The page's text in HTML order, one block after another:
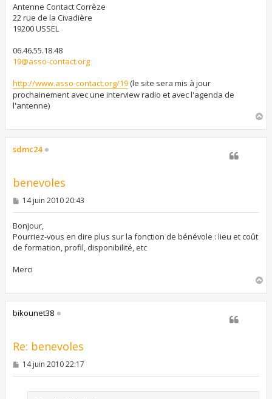
Antenne Contact Corrèze
22 rue de la Civadière
19200 USSEL
06.46.55.18.48
19@asso-contact.org
http://www.asso-contact.org/19(le site sera mis à jour
prochainement avec une interview radio et avec l'agenda de
l'antenne)
u
sdmc24
benevoles
M
s
a
g
e
14 juin 2010 20:43
Bonjour,
Pourriez-vous en dire plus sur la fonction de bénévole : lieu et coût
de formation, profil, disponibilité, etc
Merci
u
bikounet38
Re: benevoles
M14 juin 2010 22:17